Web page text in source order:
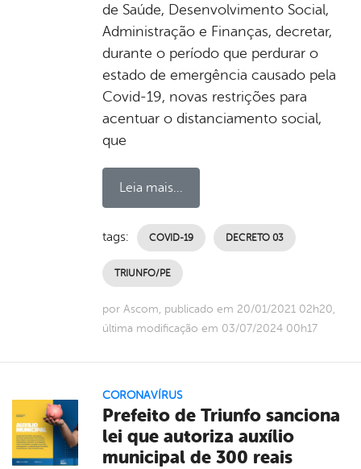
de Saúde, Desenvolvimento Social,
Administração e Finanças, decretar,
durante o período que perdurar o
estado de emergência causado pela
Covid-19, novas restrições para
acentuar o distanciamento social,
que
Leia mais...
tags: COVID-19 DECRETO 03
TRIUNFO/PE
por Ascom, publicado em 20/01/2021 02h20,
última modificação em 03/07/2024 00h17
CORONAVÍRUS
Prefeito de Triunfo sanciona
lei que autoriza auxílio
municipal de 300 reais